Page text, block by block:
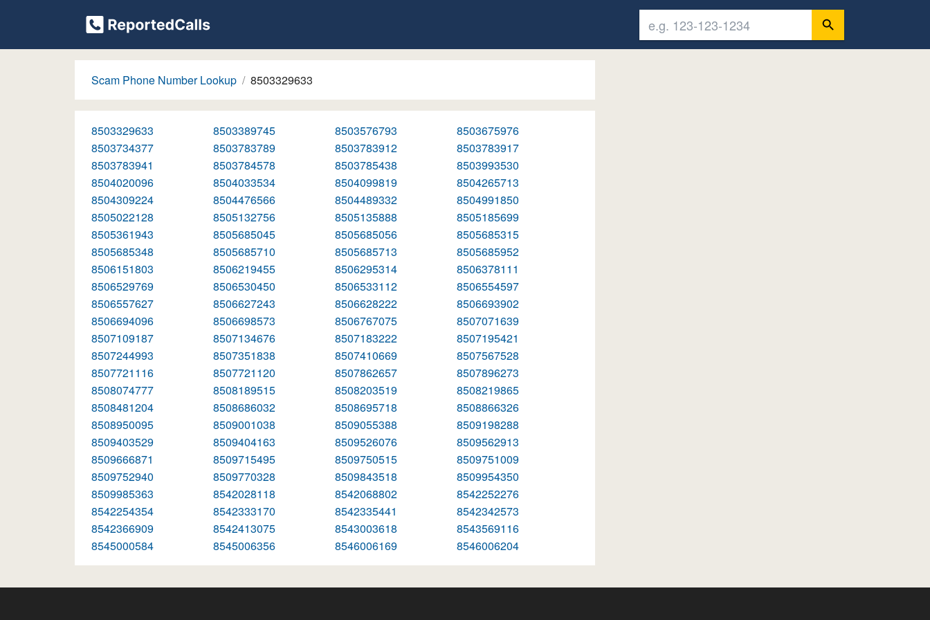
Scam Phone Number Lookup 8503329633
8503329633 8503389745 8503576793
8503675976
8503734377
8503783789 8503783912
8503783917
8503783941
8503784578 8503785438
8503993530
8504020096
8504033534 8504099819
8504265713
8504309224
8504476566 8504489332
8504991850
8505022128
8505132756 8505135888
8505185699
8505361943
8505685045 8505685056
8505685315
8505685348
8505685710 8505685713
8505685952
8506151803
8506219455 8506295314
8506378111
8506529769
8506530450 8506533112
8506554597
8506557627
8506627243 8506628222
8506693902
8506694096
8506698573 8506767075
8507071639
8507109187
8507134676 8507183222
8507195421
8507244993
8507351838 8507410669
8507567528
8507721116
8507721120 8507862657
8507896273
8508074777
8508189515 8508203519
8508219865
8508481204
8508686032 8508695718
8508866326
8508950095
8509001038 8509055388
8509198288
8509403529
8509404163 8509526076
8509562913
8509666871
8509715495 8509750515
8509751009
8509752940
8509770328 8509843518
8509954350
8509985363
8542028118 8542068802
8542252276
8542254354
8542333170 8542335441
8542342573
8542366909
8542413075 8543003618
8543569116
8545000584
8545006356 8546006169 8546006204